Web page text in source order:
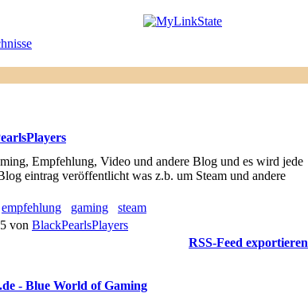
Empfehlung, Video und andere Blog und es wird jede
eintrag veröffentlicht was z.b. um Steam und andere
empfehlung gaming
steam
von BlackPearlsPlayers
RSS-Feed exportieren
- Blue World of Gaming